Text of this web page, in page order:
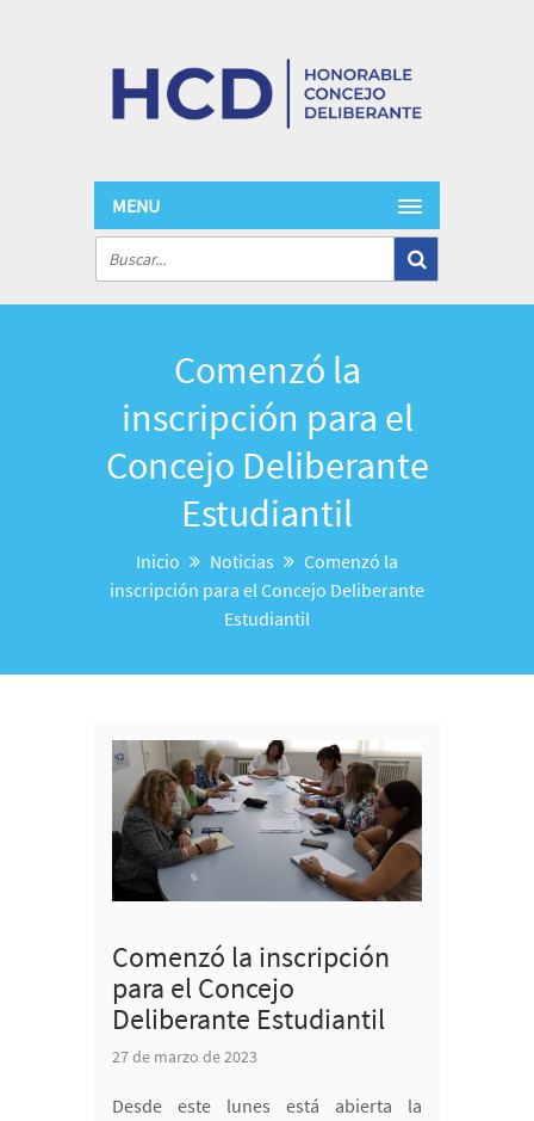
MENU
Comenzó la
inscripción para el
Concejo Deliberante
Estudiantil
Inicio Noticias
Comenzó la
inscripción para el Concejo Deliberante
Estudiantil
Comenzó la inscripción
para el Concejo
Deliberante Estudiantil
27 de marzo de 2023
Desde este lunes está abierta la